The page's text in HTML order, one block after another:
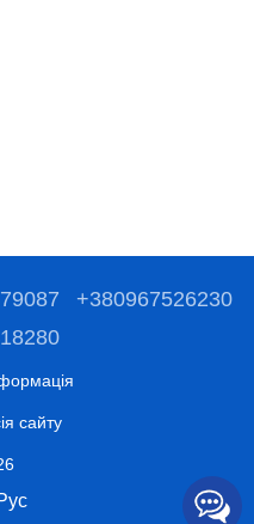
+380967526230
сайту